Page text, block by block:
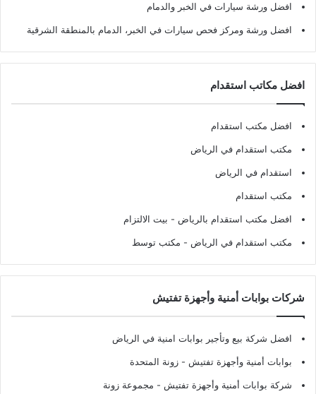
افضل ورشة سيارات في الخبر والدمام
افضل ورشة ومركز فحص سيارات في الخبر، الدمام بالمنطقة الشرقية
افضل مكاتب استقدام
افضل مكتب استقدام
مكتب استقدام في الرياض
استقدام في الرياض
مكتب استقدام
افضل مكتب استقدام بالرياض - بيت الالتزام
مكتب استقدام في الرياض - مكتب توسط
شركات بوابات أمنية وأجهزة تفتيش
افضل شركة بيع وتأجير بوابات امنية في الرياض
بوابات أمنية وأجهزة تفتيش - زونة المتحدة
شركة بوابات أمنية وأجهزة تفتيش - مجموعة زونة